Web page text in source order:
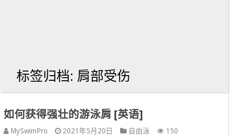
标签归档: 肩部受伤
如何获得强壮的游泳肩 [英语]
MySwimPro 2021年5月20日 自由泳 150